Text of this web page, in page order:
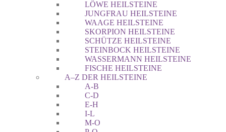
LÖWE HEILSTEINE
JUNGFRAU HEILSTEINE
WAAGE HEILSTEINE
SKORPION HEILSTEINE
SCHÜTZE HEILSTEINE
STEINBOCK HEILSTEINE
WASSERMANN HEILSTEINE
FISCHE HEILSTEINE
A–Z DER HEILSTEINE
A-B
C-D
E-H
I-L
M-O